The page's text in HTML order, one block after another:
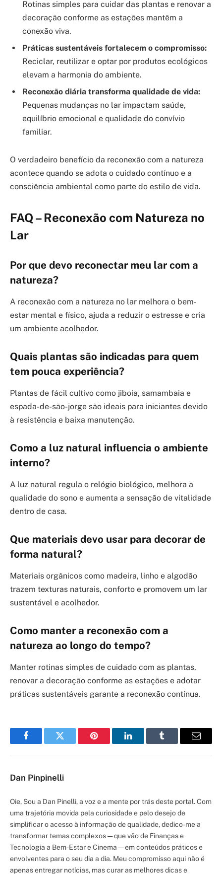
Rotinas simples para cuidar das plantas e renovar a
decoração conforme as estações mantêm a
conexão viva.
Práticas sustentáveis fortalecem o compromisso:
Reciclar, reutilizar e optar por produtos ecológicos
elevam a harmonia do ambiente.
Reconexão diária transforma qualidade de vida:
Pequenas mudanças no lar impactam saúde,
equilíbrio emocional e qualidade do convívio
familiar.
O verdadeiro benefício da reconexão com a natureza
acontece quando se adota o cuidado contínuo e a
consciência ambiental como parte do estilo de vida.
FAQ – Reconexão com Natureza no
Lar
Por que devo reconectar meu lar com a
natureza?
A reconexão com a natureza no lar melhora o bem-
estar mental e físico, ajuda a reduzir o estresse e cria
um ambiente acolhedor.
Quais plantas são indicadas para quem
tem pouca experiência?
Plantas de fácil cultivo como jiboia, samambaia e
espada-de-são-jorge são ideais para iniciantes devido
à resistência e baixa manutenção.
Como a luz natural influencia o ambiente
interno?
A luz natural regula o relógio biológico, melhora a
qualidade do sono e aumenta a sensação de vitalidade
dentro de casa.
Que materiais devo usar para decorar de
forma natural?
Materiais orgânicos como madeira, linho e algodão
trazem texturas naturais, conforto e promovem um lar
sustentável e acolhedor.
Como manter a reconexão com a
natureza ao longo do tempo?
Manter rotinas simples de cuidado com as plantas,
renovar a decoração conforme as estações e adotar
práticas sustentáveis garante a reconexão contínua.
FacebookTwitter Pinterest LinkedInTumblr Email
Dan Pinpinelli
Oie, Sou a Dan Pinelli, a voz e a mente por trás deste portal. Com
uma trajetória movida pela curiosidade e pelo desejo de
simplificar o acesso à informação de qualidade, dedico-me a
transformar temas complexos — que vão de Finanças e
Tecnologia a Bem-Estar e Cinema — em conteúdos práticos e
envolventes para o seu dia a dia. Meu compromisso aqui não é
apenas entregar notícias, mas curar as melhores dicas e